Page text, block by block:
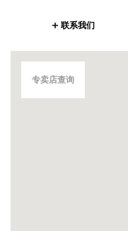
联系我们
专卖店查询